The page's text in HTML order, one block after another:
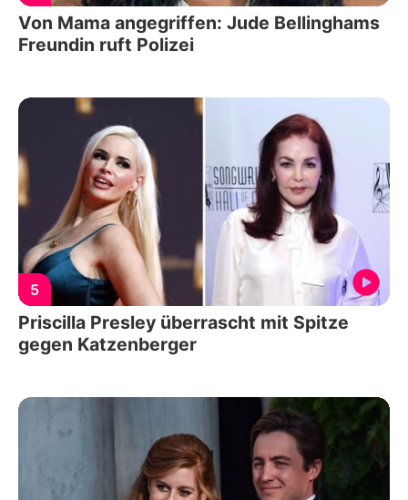
Von Mama angegriffen: Jude Bellinghams
Freundin ruft Polizei
5
Priscilla Presley überrascht mit Spitze
gegen Katzenberger